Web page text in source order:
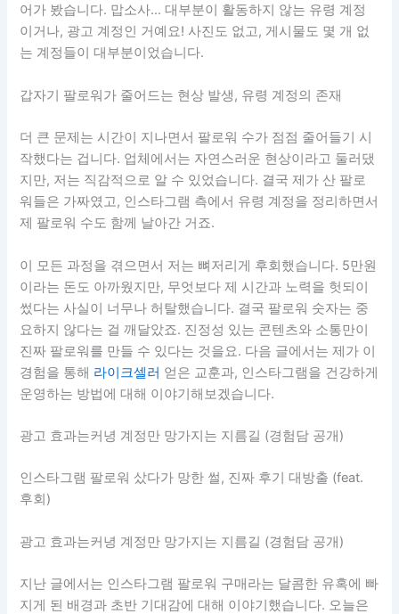
어가 봤습니다. 맙소사… 대부분이 활동하지 않는 유령 계정
이거나, 광고 계정인 거예요! 사진도 없고, 게시물도 몇 개 없
는 계정들이 대부분이었습니다.
갑자기 팔로워가 줄어드는 현상 발생, 유령 계정의 존재
더 큰 문제는 시간이 지나면서 팔로워 수가 점점 줄어들기 시
작했다는 겁니다. 업체에서는 자연스러운 현상이라고 둘러댔
지만, 저는 직감적으로 알 수 있었습니다. 결국 제가 산 팔로
워들은 가짜였고, 인스타그램 측에서 유령 계정을 정리하면서
제 팔로워 수도 함께 날아간 거죠.
이 모든 과정을 겪으면서 저는 뼈저리게 후회했습니다. 5만원
이라는 돈도 아까웠지만, 무엇보다 제 시간과 노력을 헛되이
썼다는 사실이 너무나 허탈했습니다. 결국 팔로워 숫자는 중
요하지 않다는 걸 깨달았죠. 진정성 있는 콘텐츠와 소통만이
진짜 팔로워를 만들 수 있다는 것을요. 다음 글에서는 제가 이
경험을 통해 라이크셀러 얻은 교훈과, 인스타그램을 건강하게
운영하는 방법에 대해 이야기해보겠습니다.
광고 효과는커녕 계정만 망가지는 지름길 (경험담 공개)
인스타그램 팔로워 샀다가 망한 썰, 진짜 후기 대방출 (feat.
후회)
광고 효과는커녕 계정만 망가지는 지름길 (경험담 공개)
지난 글에서는 인스타그램 팔로워 구매라는 달콤한 유혹에 빠
지게 된 배경과 초반 기대감에 대해 이야기했습니다. 오늘은